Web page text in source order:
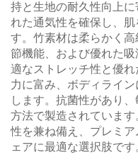
持と生地の耐久性向上
れた通気性を確保し、
す。竹素材は柔らかく
節機能、および優れた
適なストレッチ性と優
力に富み、ボディライ
します。抗菌性があり
方法で製造されていま
性を兼ね備え、プレミ
ェアに最適な選択肢です